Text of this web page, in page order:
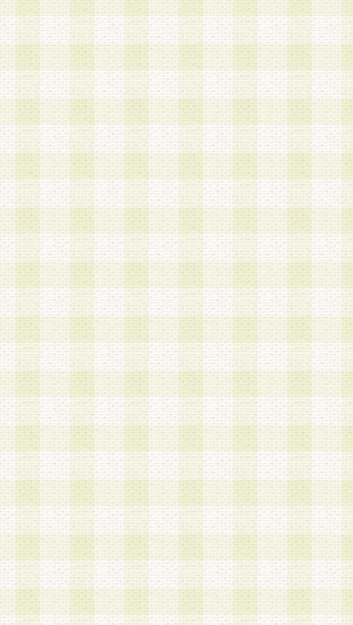
b.本サービスに係る謝礼、景品、調査サンプル品
c.会員からの電話、メール等の問い合わせなどへ
d.その他これらに付随する業務
2.当社は、会員個人を識別することのできる情報
会員情報を本人の承諾なく第三者に開示すること
人を識別できる情報について第三者に開示または
社は事前に会員本人の同意を得るものとします。
3.前項の定めに拘わらず、当社は、以下の目的に
意を 得ることなく、会員個人を識別できる情報
づき選定した委託業者に対して当社の責任におい
できるものとします。な お、当社は、当該委託
契約を締結しこれを遵守させるとともに、本規約
の注意をもって当該情報を使用させるものとし ま
a.本サービスに係る謝礼、景品、調査サンプル品
b.会員からの電話、メール等の問い合わせなどへ
c.モバイルリサーチ、またはグループ形式による
実施もしくは運営
d.その他これらに付随する業務
4.会員は、住所、電話番号その他の登録情報につ
合は、速やかに当社所定の変更手続きを行うもの
5.当社は、必要と認めた場合、会員に対して、電
手段により登録情報の対象者が会員登録者本人で
の内容が正確であること、アンケートの回答内容
うことができるものとます。
6.会員は、会員登録後当社が定期的に行う登録情
して、当社指定の期間内に更新手続きを行うもの
該期間内に更新手続きを行わない場合、その時点
発行したポイントは失効されるものとします。